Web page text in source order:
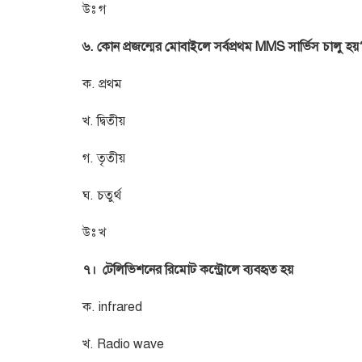
উঃ গ
৬. কোন প্রজন্মের মোবাইলে সর্বপ্রথম MMS সার্ভিস চালু
ক. প্রথম
খ. দ্বিতীয়
গ. তৃতীয়
ঘ. চতুর্থ
উঃ খ
৭। টেলিভিশনের রিমোট কন্ট্রোলে ব্যবহৃত হয়
ক. infrared
খ. Radio wave